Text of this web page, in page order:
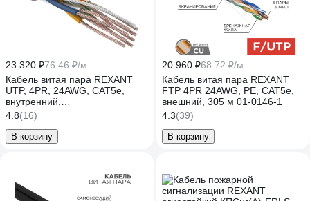
23 320 ₽76.46 ₽/м
Кабель витая пара REXANT
UTP, 4PR, 24AWG, CAT5e,
внутренний,
многопроволочный, 305м 01-
0044
4.8(16)
В корзину
20 960 ₽68.72 ₽/м
Кабель витая пара REXANT
FTP 4PR 24AWG, PE, CAT5e,
внешний, 305 м 01-0146-1
4.3(39)
В корзину